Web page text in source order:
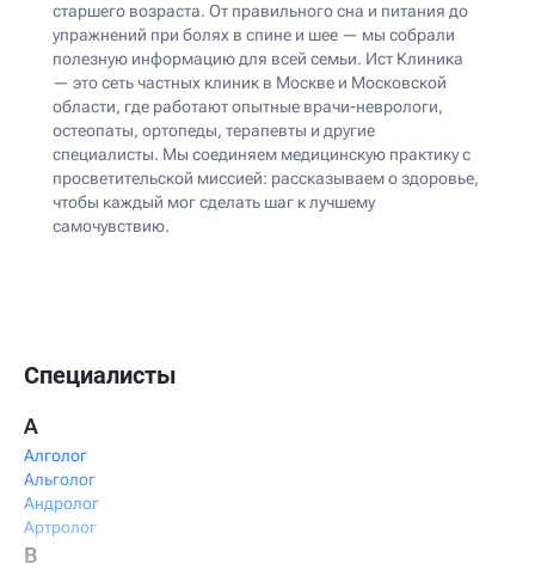
старшего возраста. От правильного сна и питания до
упражнений при болях в спине и шее — мы собрали
полезную информацию для всей семьи. Ист Клиника
— это сеть частных клиник в Москве и Московской
области, где работают опытные врачи-неврологи,
остеопаты, ортопеды, терапевты и другие
специалисты. Мы соединяем медицинскую практику с
просветительской миссией: рассказываем о здоровье,
чтобы каждый мог сделать шаг к лучшему
самочувствию.
Специалисты
А
Алголог
Альголог
Андролог
Артролог
В